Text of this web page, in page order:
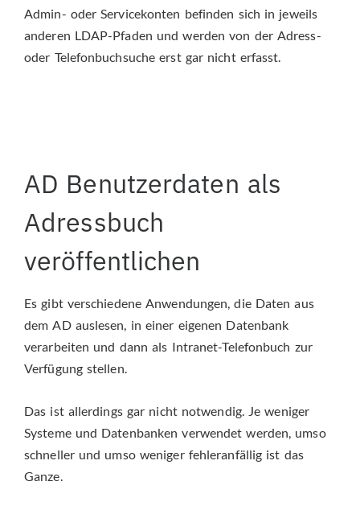
Admin- oder Servicekonten befinden sich in jeweils
anderen LDAP-Pfaden und werden von der Adress-
oder Telefonbuchsuche erst gar nicht erfasst.
AD Benutzerdaten als
Adressbuch
veröffentlichen
Es gibt verschiedene Anwendungen, die Daten aus
dem AD auslesen, in einer eigenen Datenbank
verarbeiten und dann als Intranet-Telefonbuch zur
Verfügung stellen.
Das ist allerdings gar nicht notwendig. Je weniger
Systeme und Datenbanken verwendet werden, umso
schneller und umso weniger fehleranfällig ist das
Ganze.